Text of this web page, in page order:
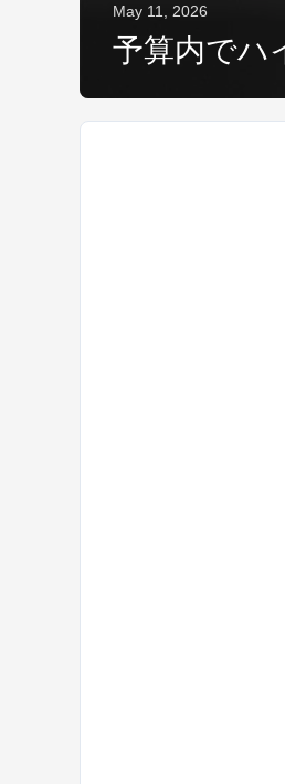
May 11, 2026
予算内でハ